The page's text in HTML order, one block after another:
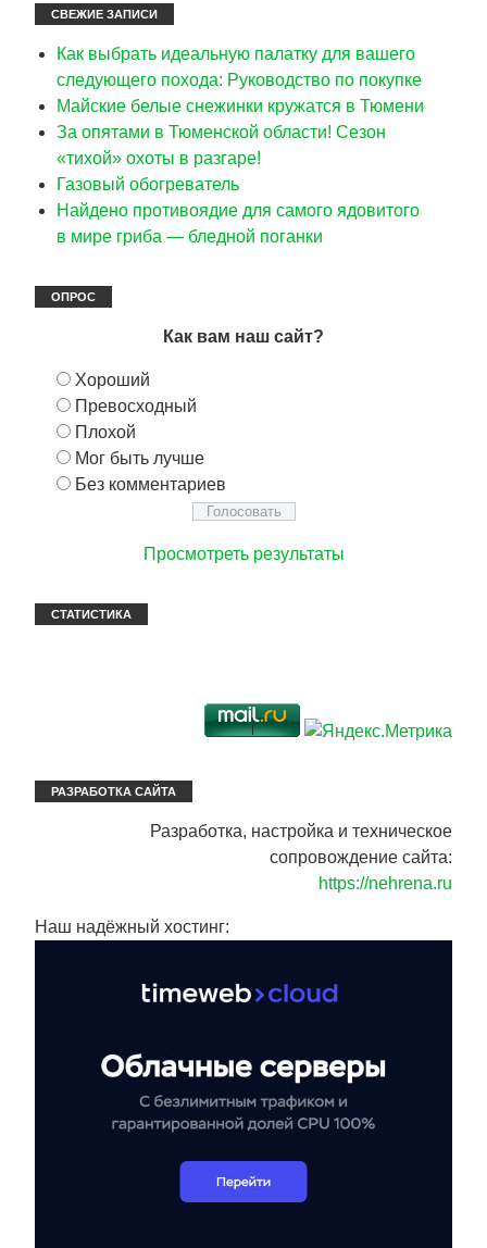
СВЕЖИЕ ЗАПИСИ
Как выбрать идеальную палатку для вашего
следующего похода: Руководство по покупке
Майские белые снежинки кружатся в Тюмени
За опятами в Тюменской области! Сезон
«тихой» охоты в разгаре!
Газовый обогреватель
Найдено противоядие для самого ядовитого
в мире гриба — бледной поганки
ОПРОС
Как вам наш сайт?
Хороший
Превосходный
Плохой
Мог быть лучше
Без комментариев
Просмотреть результаты
СТАТИСТИКА
РАЗРАБОТКА САЙТА
Разработка, настройка и техническое
сопровождение сайта:
https://nehrena.ru
Наш надёжный хостинг: